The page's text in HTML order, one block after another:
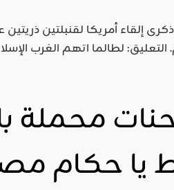
ذكرى إلقاء أمريكا لقنبلتين
محملة
يا حكام